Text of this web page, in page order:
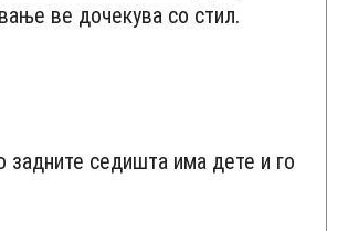
ве дочекува со стил.
задните седишта има дете и го